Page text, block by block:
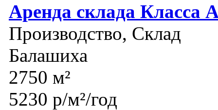
Аренда склада Класса
Производство, Склад
Балашиха
2750 м²
5230 р/м²/год